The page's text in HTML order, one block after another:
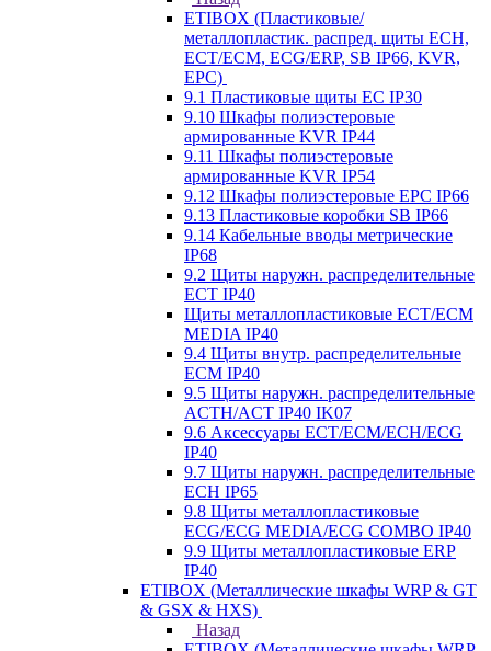
ETIBOX (Пластиковые/
металлопластик. распред. щиты ECH,
ECT/ECM, ECG/ERP, SB IP66, KVR,
EPC)
9.1 Пластиковые щиты EC IP30
9.10 Шкафы полиэстеровые
армированные KVR IP44
9.11 Шкафы полиэстеровые
армированные KVR IP54
9.12 Шкафы полиэстеровые EPC IP66
9.13 Пластиковые коробки SB IP66
9.14 Кабельные вводы метрические
IP68
9.2 Щиты наружн. распределительные
ECT IP40
Щиты металлопластиковые ECT/ECM
MEDIA IP40
9.4 Щиты внутр. распределительные
ECМ IP40
9.5 Щиты наружн. распределительные
ACTH/ACT IP40 IK07
9.6 Аксессуары ECT/ECM/ECH/ECG
IP40
9.7 Щиты наружн. распределительные
ECH IP65
9.8 Щиты металлопластиковые
ECG/ECG MEDIA/ECG COMBO IP40
9.9 Щиты металлопластиковые ERP
IP40
ETIBOX (Металлические шкафы WRP & GT
& GSX & HXS)
Назад